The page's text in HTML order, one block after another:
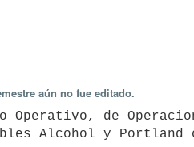
aún no fue editado.
Alcohol y